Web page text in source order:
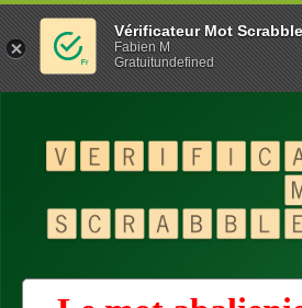
Vérificateur Mot Scrabble
Fabien M
Gratuitundefined